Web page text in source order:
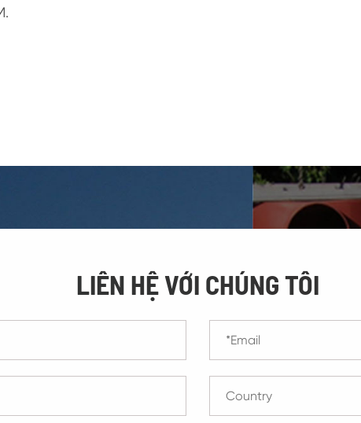
LIÊN HỆ VỚI CHÚNG TÔI